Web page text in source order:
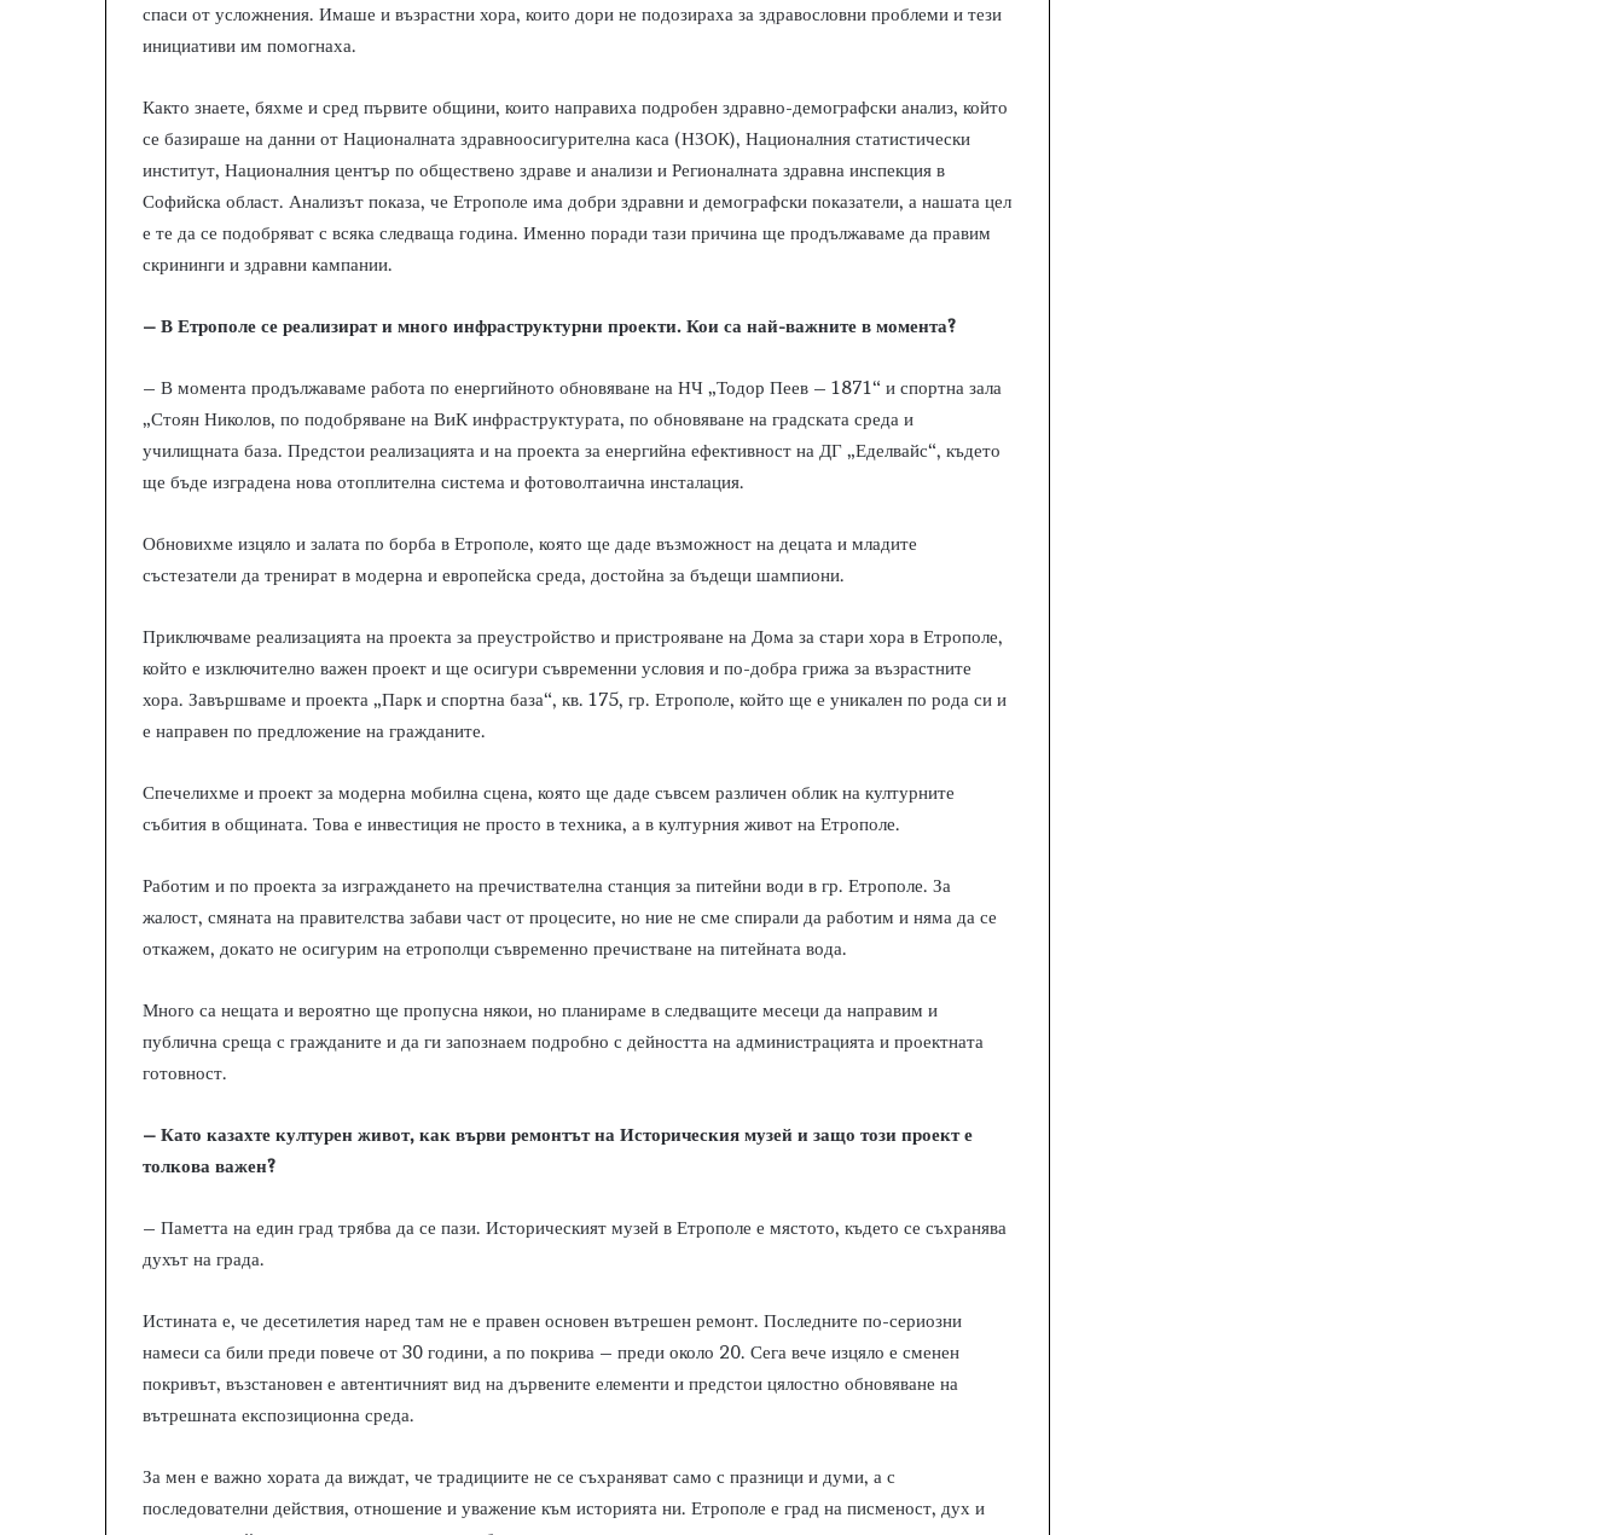
спаси от усложнения. Имаше и възрастни хора, които дори не подозираха за здравословни проблеми и тези
инициативи им помогнаха.
Както знаете, бяхме и сред първите общини, които направиха подробен здравно-демографски анализ, който
се базираше на данни от Националната здравноосигурителна каса (НЗОК), Националния статистически
институт, Националния център по обществено здраве и анализи и Регионалната здравна инспекция в
Софийска област. Анализът показа, че Етрополе има добри здравни и демографски показатели, а нашата цел
е те да се подобряват с всяка следваща година. Именно поради тази причина ще продължаваме да правим
скрининги и здравни кампании.
– В Етрополе се реализират и много инфраструктурни проекти. Кои са най-важните в момента?
– В момента продължаваме работа по енергийното обновяване на НЧ „Тодор Пеев – 1871“ и спортна зала
„Стоян Николов, по подобряване на ВиК инфраструктурата, по обновяване на градската среда и
училищната база. Предстои реализацията и на проекта за енергийна ефективност на ДГ „Еделвайс“, където
ще бъде изградена нова отоплителна система и фотоволтаична инсталация.
Обновихме изцяло и залата по борба в Етрополе, която ще даде възможност на децата и младите
състезатели да тренират в модерна и европейска среда, достойна за бъдещи шампиони.
Приключваме реализацията на проекта за преустройство и пристрояване на Дома за стари хора в Етрополе,
който е изключително важен проект и ще осигури съвременни условия и по-добра грижа за възрастните
хора. Завършваме и проекта „Парк и спортна база“, кв. 175, гр. Етрополе, който ще е уникален по рода си и
е направен по предложение на гражданите.
Спечелихме и проект за модерна мобилна сцена, която ще даде съвсем различен облик на културните
събития в общината. Това е инвестиция не просто в техника, а в културния живот на Етрополе.
Работим и по проекта за изграждането на пречиствателна станция за питейни води в гр. Етрополе. За
жалост, смяната на правителства забави част от процесите, но ние не сме спирали да работим и няма да се
откажем, докато не осигурим на етрополци съвременно пречистване на питейната вода.
Много са нещата и вероятно ще пропусна някои, но планираме в следващите месеци да направим и
публична среща с гражданите и да ги запознаем подробно с дейността на администрацията и проектната
готовност.
– Като казахте културен живот, как върви ремонтът на Историческия музей и защо този проект е
толкова важен?
– Паметта на един град трябва да се пази. Историческият музей в Етрополе е мястото, където се съхранява
духът на града.
Истината е, че десетилетия наред там не е правен основен вътрешен ремонт. Последните по-сериозни
намеси са били преди повече от 30 години, а по покрива – преди около 20. Сега вече изцяло е сменен
покривът, възстановен е автентичният вид на дървените елементи и предстои цялостно обновяване на
вътрешната експозиционна среда.
За мен е важно хората да виждат, че традициите не се съхраняват само с празници и думи, а с
последователни действия, отношение и уважение към историята ни. Етрополе е град на писменост, дух и